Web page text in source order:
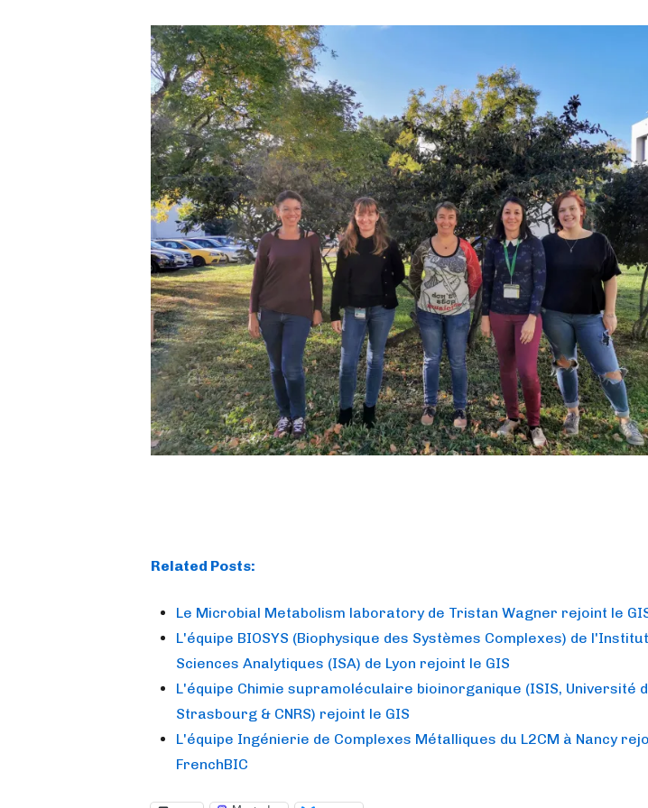
Related Posts:
Le Microbial Metabolism laboratory de Tristan Wagner rejoint le
L'équipe BIOSYS (Biophysique des Systèmes Complexes) de
Sciences Analytiques (ISA) de Lyon rejoint le GIS
L'équipe Chimie supramoléculaire bioinorganique (ISIS, Université
Strasbourg & CNRS) rejoint le GIS
L'équipe Ingénierie de Complexes Métalliques du L2CM à Nancy
FrenchBIC